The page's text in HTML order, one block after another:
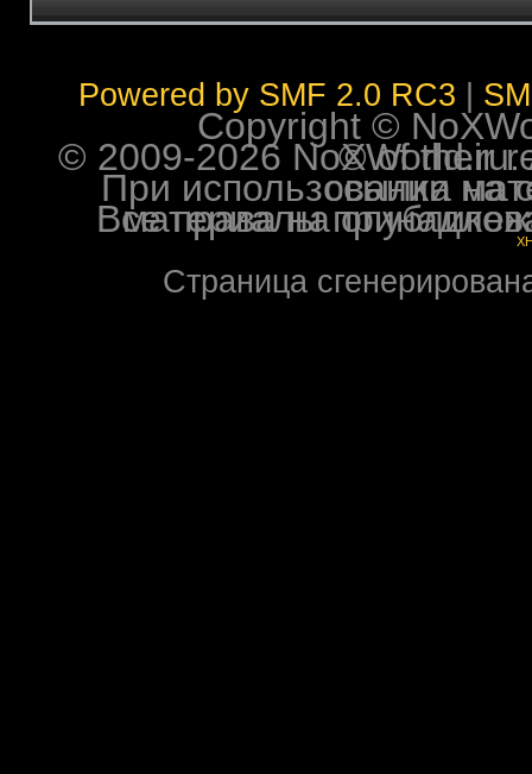
Powered by SMF 2.0 RC3
Copyright ©
© 2009-2026 NoXWorld.ru. All
При использовании
Все права на опубликованные на форуме
Страница